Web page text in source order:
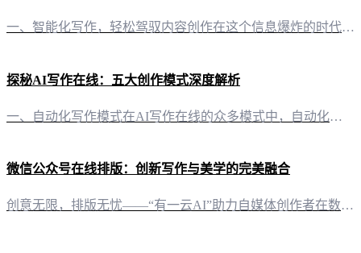
一、智能化写作，轻松驾驭内容创作在这个信息爆炸的时代，内容创作已成为自媒体运营的核心。而“有一云AI”正是应运而生，为自媒体创作者提供了一站式AI智能写作+排版服务。通过“有一云AI”，创作者可以将大部分创作需求AI自动化，极大地提升了工作效率。 二、内容排版，千款装修皮肤，打造个性化风格“有一云AI”在内容排版方面独具匠心，提供了包含标题、内容、图文、分隔、引导五大类数千款装修皮肤。这些皮肤设
探秘AI写作在线：五大创作模式深度解析
一、自动化写作模式在AI写作在线的众多模式中，自动化写作无疑是效率与便捷的代名词。仅需输入一个主题或关键词，“有一云AI”便能迅速捕捉灵感，自动生成一篇结构完整、内容丰富的文章。这种模式适用于那些需要快速产出内容的场景，如自媒体运营、内容营销等。 二、智能辅助写作模式对于有一定写作基础的用户，智能辅助写作模式则更胜一筹。它不仅可以提供文章的框架建议，还能在用户写作过程中实时给出词汇、句式、段落调
微信公众号在线排版：创新写作与美学的完美融合
创意无限，排版无忧——“有一云AI”助力自媒体创作者在数字时代，内容创作与传播已经成为信息时代的主流。而微信公众号，作为当下最受欢迎的自媒体平台之一，其内容的质量与排版美学直接关系到用户的阅读体验和品牌形象。在这样的背景下，“有一云AI”应运而生，成为自媒体创作者的得力助手。 五大类装修皮肤，打造个性化排版风格“有一云AI”在内容排版方面，独具匠心。它提供了包含标题、内容、图文、分隔、引导五大类